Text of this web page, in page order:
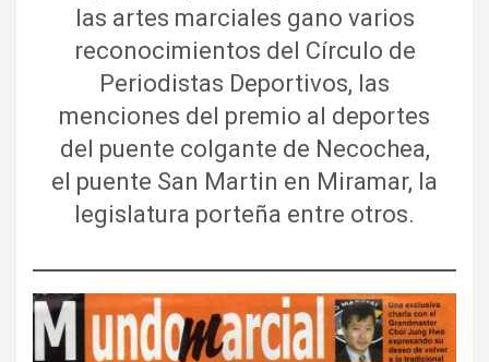
las artes marciales gano varios
reconocimientos del Círculo de
Periodistas Deportivos, las
menciones del premio al deportes
del puente colgante de Necochea,
el puente San Martin en Miramar, la
legislatura porteña entre otros.